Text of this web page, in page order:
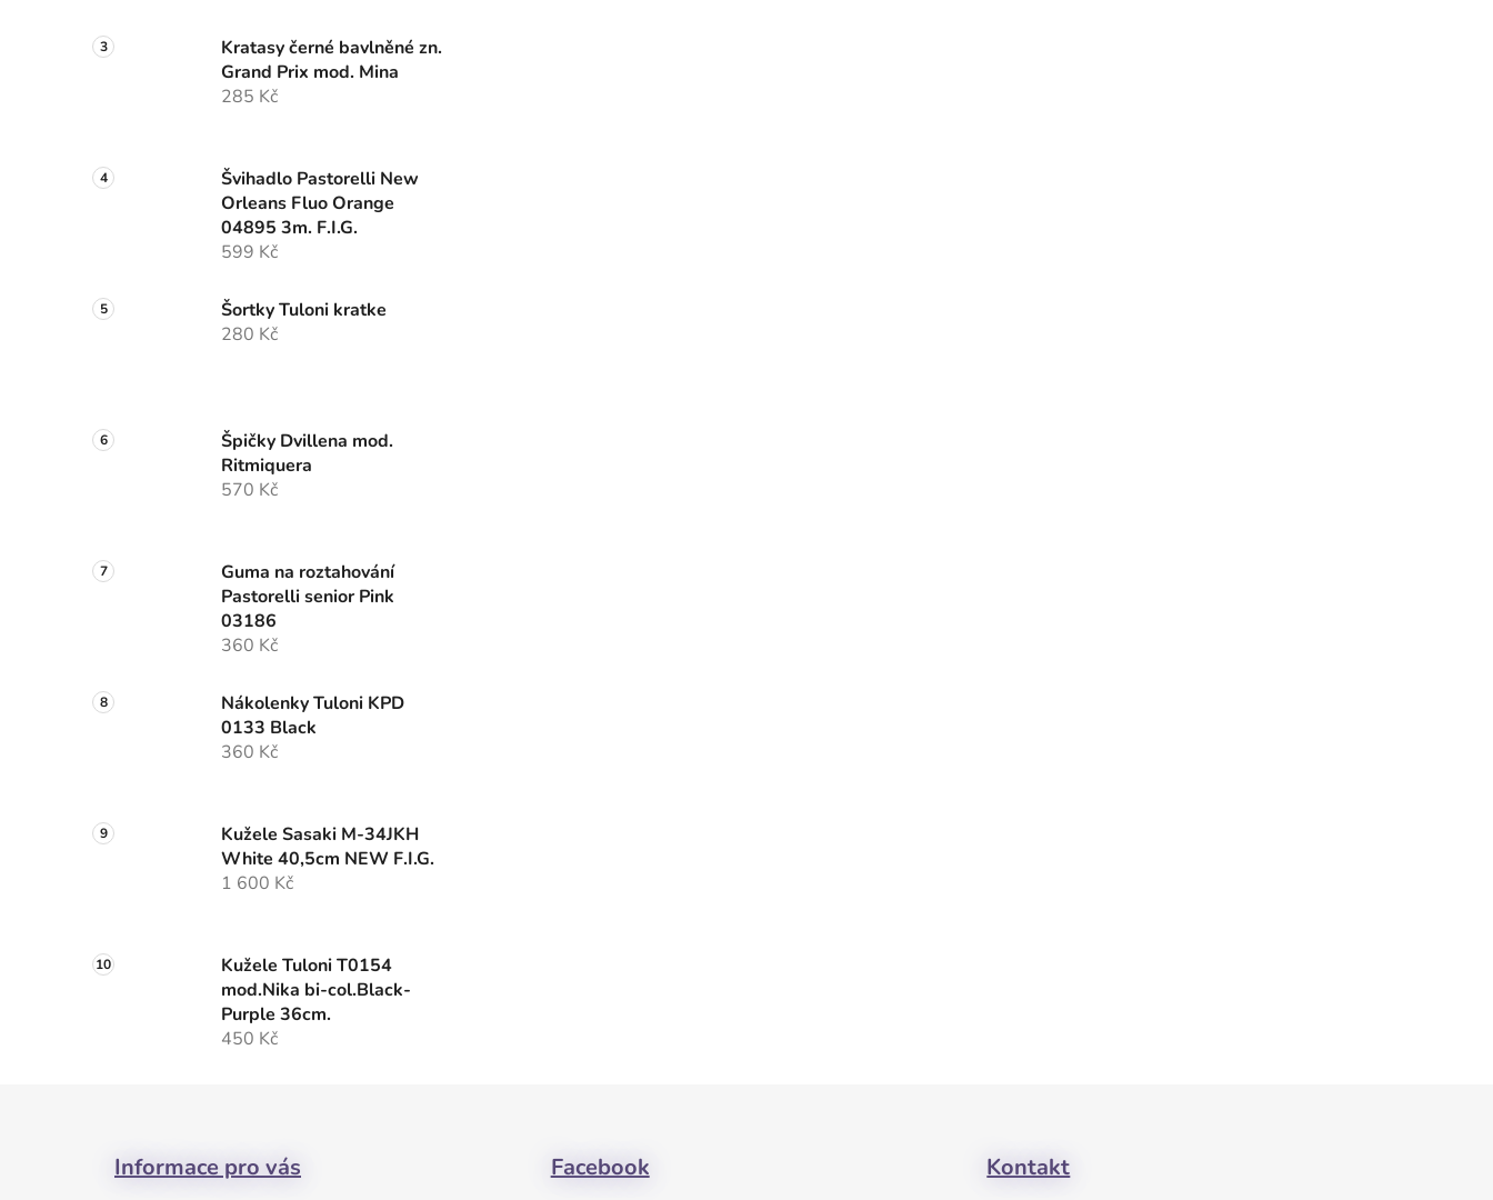
Kratasy černé bavlněné zn.
Grand Prix mod. Mina
285 Kč
Švihadlo Pastorelli New
Orleans Fluo Orange
04895 3m. F.I.G.
599 Kč
Šortky Tuloni kratke
280 Kč
Špičky Dvillena mod.
Ritmiquera
570 Kč
Guma na roztahování
Pastorelli senior Pink
03186
360 Kč
Nákolenky Tuloni KPD
0133 Black
360 Kč
Kužele Sasaki M-34JKH
White 40,5cm NEW F.I.G.
1 600 Kč
Kužele Tuloni T0154
mod.Nika bi-col.Black-
Purple 36cm.
450 Kč
Informace pro vás Facebook Kontakt